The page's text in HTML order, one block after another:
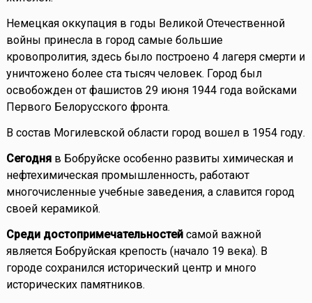
Немецкая оккупация в годы Великой Отечественной
войны принесла в город самые большие
кровопролития, здесь было построено 4 лагеря смерти и
уничтожено более ста тысяч человек. Город был
освобожден от фашистов 29 июня 1944 года войсками
Первого Белорусского фронта.
В состав Могилевской области город вошел в 1954 году.
Сегодняв Бобруйске особенно развиты химическая и
нефтехимическая промышленность, работают
многочисленные учебные заведения, а славится город
своей керамикой.
Среди достопримечательностейсамой важной
является Бобруйская крепость (начало 19 века). В
городе сохранился исторический центр и много
исторических памятников.